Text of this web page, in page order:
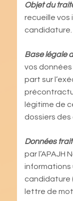
Objet du
recueille
candidature.
Base légale
vos données
part sur
légitime de
dossiers
Données
par l’APAJH
informations
candidature
lettre de